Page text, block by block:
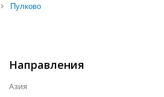
Пулково
Направления
Азия